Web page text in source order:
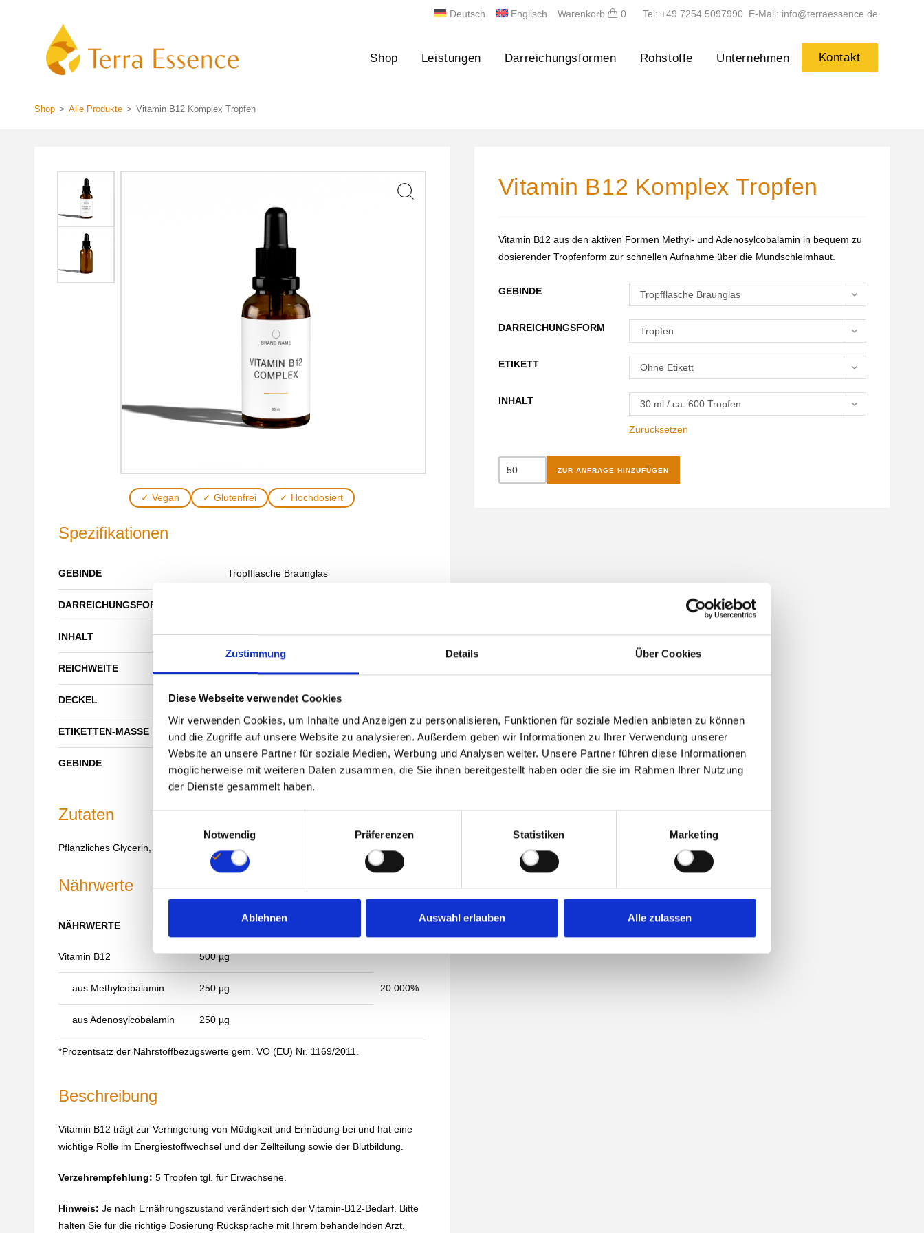
Zustimmung Details Über Cookies
Diese Webseite verwendet Cookies
Wir verwenden Cookies, um Inhalte und Anzeigen zu personalisieren, Funktionen für soziale Medien anbieten zu können
und die Zugriffe auf unsere Website zu analysieren. Außerdem geben wir Informationen zu Ihrer Verwendung unserer
Website an unsere Partner für soziale Medien, Werbung und Analysen weiter. Unsere Partner führen diese Informationen
möglicherweise mit weiteren Daten zusammen, die Sie ihnen bereitgestellt haben oder die sie im Rahmen Ihrer Nutzung
der Dienste gesammelt haben.
g
n
s
u
a
l
Notwendig Präferenzen Statistiken Marketing
Ablehnen Auswahl erlauben Alle zulassen
Deutsch Englisch Warenkorb 0 Tel: +49 7254 5097990 E-Mail: info@terraessence.de
Shop Leistungen Darreichungsformen Rohstoffe Unternehmen Kontakt
Shop > Alle Produkte > Vitamin B12 Komplex Tropfen
Vitamin B12 Komplex Tropfen
Vitamin B12 aus den aktiven Formen Methyl- und Adenosylcobalamin in bequem zu
dosierender Tropfenform zur schnellen Aufnahme über die Mundschleimhaut.
GEBINDE Tropfflasche Braunglas
DARREICHUNGSFORM Tropfen
ETIKETT Ohne Etikett
INHALT 30 ml / ca. 600 Tropfen
Zurücksetzen
B12
ZUR ANFRAGE HINZUFÜGEN
✓ Vegan ✓ Glutenfrei ✓ Hochdosiert
Spezifikationen
GEBINDE Tropfflasche Braunglas
DARREICHUNGSFORM
INHALT 30 ml / ca. 600 Tropfen
REICHWEITE
DECKEL Tropfpipette 89 mm
ETIKETTEN-MASSE 100 mm x 40 mm
GEBINDE
Zutaten
Pflanzliches Glycerin, Gereinigtes Wasser, Methylcobalamin, Adenosylcobalamin
Nährwerte
NÄHRWERTE PRO TAGESDOSIS (5 TROPFEN)
Vitamin B12 500 µg
20.000%
aus Methylcobalamin 250 µg
aus Adenosylcobalamin 250 µg
*Prozentsatz der Nährstoffbezugswerte gem. VO (EU) Nr. 1169/2011.
Beschreibung
Vitamin B12 trägt zur Verringerung von Müdigkeit und Ermüdung bei und hat eine
wichtige Rolle im Energiestoffwechsel und der Zellteilung sowie der Blutbildung.
Verzehrempfehlung: 5 Tropfen tgl. für Erwachsene.
Hinweis: Je nach Ernährungszustand verändert sich der Vitamin-B12-Bedarf. Bitte
halten Sie für die richtige Dosierung Rücksprache mit Ihrem behandelnden Arzt.